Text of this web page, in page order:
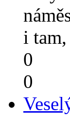
i
0
0